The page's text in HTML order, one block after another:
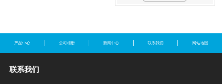
产品中心 公司相册 新闻中心 联系我们 网站地图
联系我们